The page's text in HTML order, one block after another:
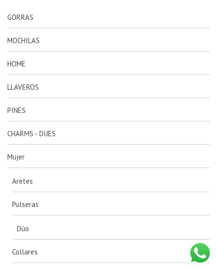
GORRAS
MOCHILAS
HOME
LLAVEROS
PINES
CHARMS - DIJES
Mujer
Aretes
Pulseras
Dúo
Collares